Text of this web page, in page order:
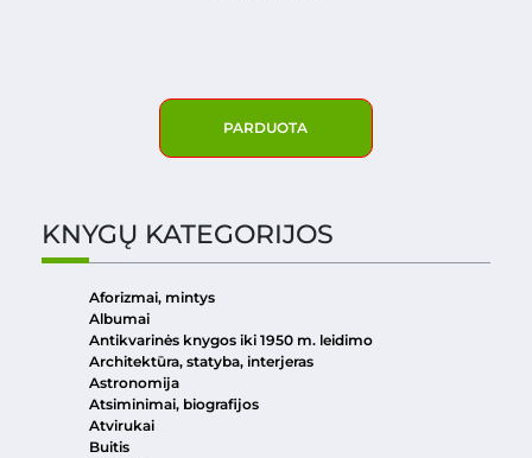
PARDUOTA
KNYGŲ KATEGORIJOS
Aforizmai, mintys
Albumai
Antikvarinės knygos iki 1950 m. leidimo
Architektūra, statyba, interjeras
Astronomija
Atsiminimai, biografijos
Atvirukai
Buitis